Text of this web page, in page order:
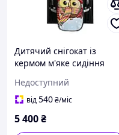
Дитячий снігокат із
кермом м'яке сидіння
амортизатор дитячі
санки з кермом панчіх гек
Недоступний
від540₴/міс
5 400₴